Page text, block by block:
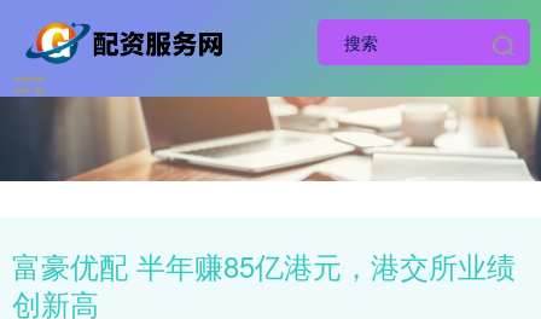
富豪优配 半年赚85亿港元，港交所业绩
创新高